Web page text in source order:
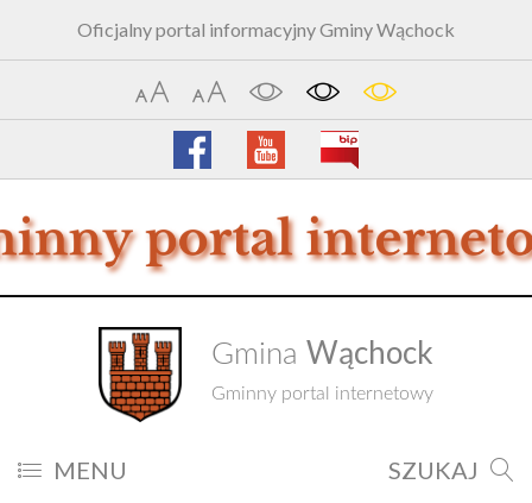
Oficjalny portal informacyjny Gminy Wąchock
Gmina Wąchock
Gminny portal internetowy
MENU SZUKAJ